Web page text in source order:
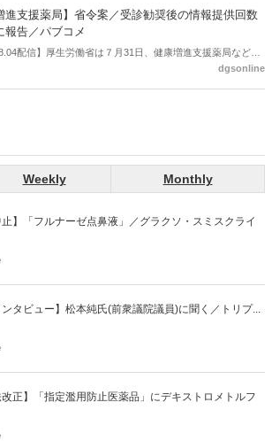
し、令和８年秋頃を目途に結論を得る予定。
進支援薬局】省令案／受診勧奨後の情報提供回数
報告／パブコメ
配信】厚生労働省は７月31日、健康増進支援薬局などに
令案を示し、パブコメを開始した。受診勧奨を行った後に、
dgsonline
Weekly Monthly
止】「フルナーゼ点鼻液」／グラクソ・スミスクライ
ンタビュー】松本純氏(前衆議院議員)に聞く／トリプ...
改正】「指定濫用防止医薬品」にデキストロメトルフ